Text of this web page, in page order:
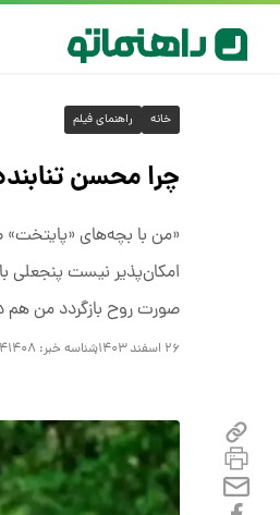
خانه راهنمای فیلم
چرا محسن
«من با بچه‌های «پایتخت»
امکان‌پذیر نیست پنجعلی
صورت روح بازگردد من
۲۶ اسفند ۱۴۰۳ شناسه خبر: